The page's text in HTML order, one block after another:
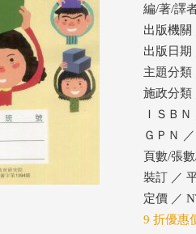
編/著/譯
出版機關
出版日期
主題分類
施政分類
ＩＳＢ
ＧＰＮ
頁數/張
裝訂 ／
定價 ／
9 折優惠